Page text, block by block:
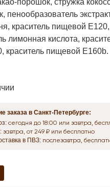
пенообразователь
краситель пищевой Е120,
лимонная кислота,
краситель пищевой Е160b.
заказа в Санкт-Петербурге:
сегодня до 18:00 или завтра,
завтра, от 249 ₽ или бесплатно
в ПВЗ: послезавтра,